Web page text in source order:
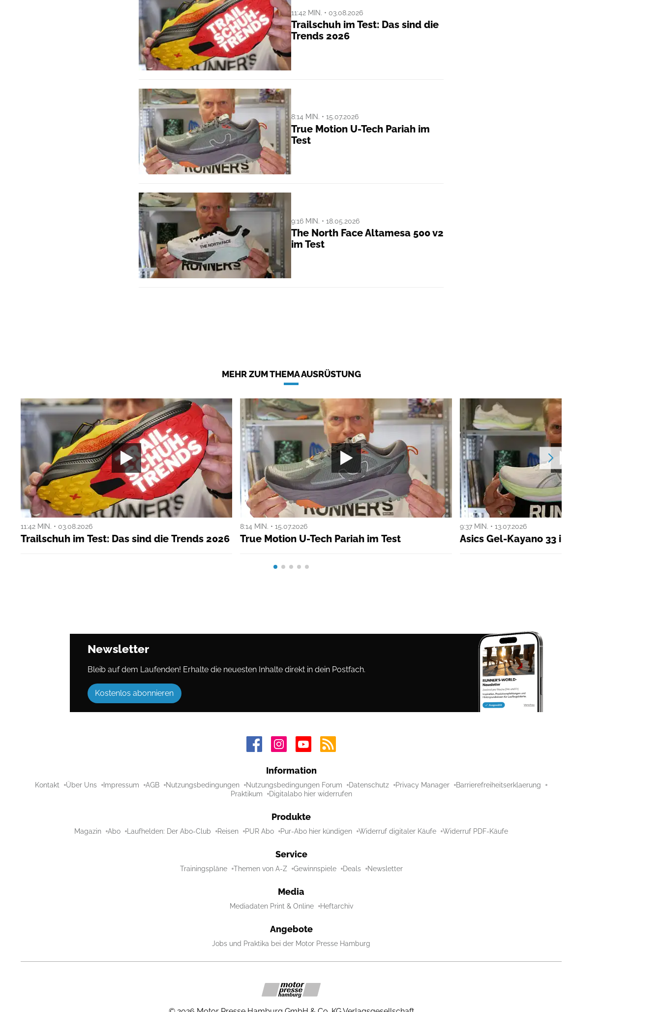
11:42 MIN. • 03.08.2026
Trailschuh im Test: Das sind die
Trends 2026
8:14 MIN. • 15.07.2026
True Motion U-Tech Pariah im
Test
9:16 MIN. • 18.05.2026
The North Face Altamesa 500 v2
im Test
MEHR ZUM THEMA AUSRÜSTUNG
11:42 MIN. • 03.08.2026
Trailschuh im Test: Das sind die Trends 2026
8:14 MIN. • 15.07.2026
True Motion U-Tech Pariah im Test
9:37 MIN. • 13.07.2026
Asics Gel-Kayano 33 im Test
Newsletter
Bleib auf dem Laufenden! Erhalte die neuesten Inhalte direkt in dein Postfach.
Kostenlos abonnieren
Information
Kontakt Über Uns Impressum AGB Nutzungsbedingungen Nutzungsbedingungen Forum Datenschutz Privacy Manager
Barrierefreiheitserklaerung
Praktikum
Digitalabo hier widerrufen
Produkte
Magazin Abo Laufhelden: Der Abo-Club Reisen PUR Abo Pur-Abo hier kündigen Widerruf digitaler Käufe Widerruf PDF-Käufe
Service
Trainingspläne Themen von A-Z Gewinnspiele Deals Newsletter
Media
Mediadaten Print & Online Heftarchiv
Angebote
Jobs und Praktika bei der Motor Presse Hamburg